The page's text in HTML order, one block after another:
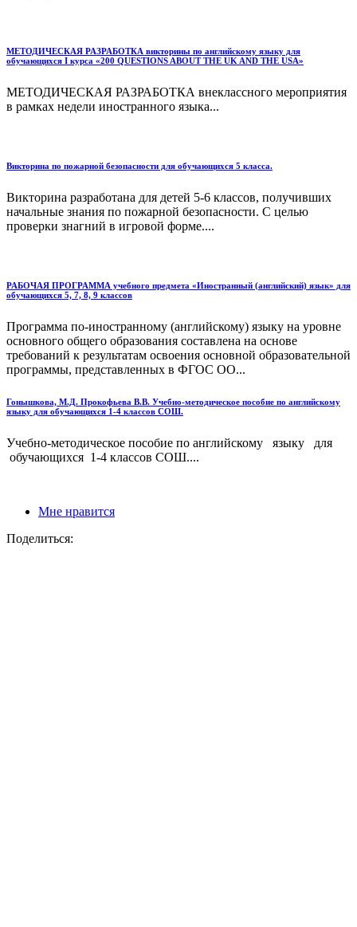
МЕТОДИЧЕСКАЯ РАЗРАБОТКА викторины по английскому языку для
обучающихся I курса «200 QUESTIONS ABOUT THE UK AND THE USA»
МЕТОДИЧЕСКАЯ РАЗРАБОТКА внеклассного мероприятия
в рамках недели иностранного языка...
Викторина по пожарной безопасности для обучающихся 5 класса.
Викторина разработана для детей 5-6 классов, получивших
начальные знания по пожарной безопасности. С целью
проверки знагний в игровой форме....
РАБОЧАЯ ПРОГРАММА учебного предмета «Иностранный (английский) язык» для
обучающихся 5, 7, 8, 9 классов
Программа по-иностранному (английскому) языку на уровне
основного общего образования составлена на основе
требований к результатам освоения основной образовательной
программы, представленных в ФГОС ОО...
Гонышкова, М.Д. Прокофьева В.В. Учебно-методическое пособие по английскому
языку для обучающихся 1-4 классов СОШ.
Учебно-методическое пособие по английскому языку для
обучающихся 1-4 классов СОШ....
Мне нравится
Поделиться: